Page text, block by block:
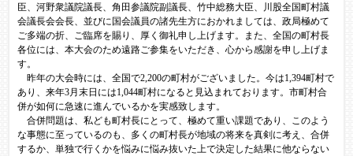
臣、河野衆議院議長、角田参議院副議長、竹中総務大臣、川股全国町村議
会議長会会長、並びに国会議員の諸先生方におかれましては、政局極めて
ご多端の折、ご臨席を賜り、厚く御礼申し上げます。また、全国の町村長
各位には、本大会のため遠路ご参集をいただき、心から感謝を申し上げま
す。
昨年の大会時には、全国で2,200の町村がございました。今は1,394町村で
あり、来年3月末日には1,044町村になると見込まれております。市町村合
併が如何に急速に進んでいるかを実感致します。
合併問題は、私ども町村長にとって、極めて重い課題であり、このよう
な事態に至っているのも、多くの町村長が地域の将来を真剣に考え、合併
するか、単独で行くかを悩みに悩み抜いた上で決定した結果に他ならない